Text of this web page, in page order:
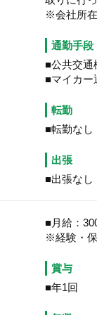
※会社所
通勤手段
■公共交通
■マイカー
転勤
■転勤なし
出張
■出張なし
■月給：
※経験・
賞与
■年1回